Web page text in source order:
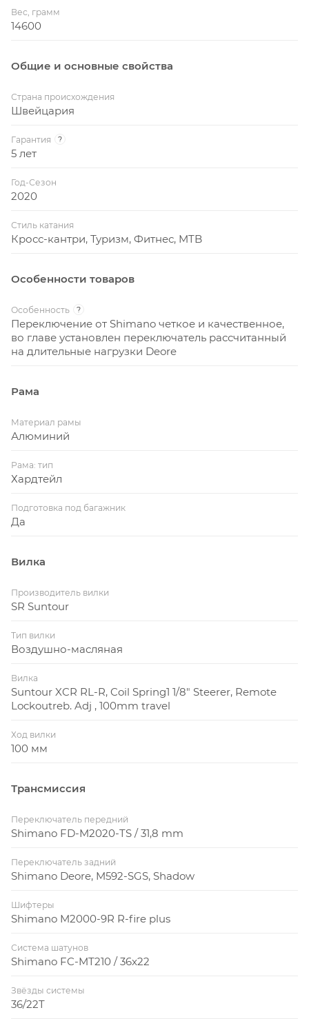
при катании. Велосипед SCOTT Aspect 940 (2020)
собран на высококачественных компонентах
надёжную работу и долгий срок службы.
Вес, грамм
14600
Общие и основные свойства
Страна происхождения
Швейцария
Гарантия ?
5 лет
Год-Сезон
2020
Стиль катания
Кросс-кантри, Туризм, Фитнес, MTB
Особенности товаров
Особенность ?
Переключение от Shimano четкое и качественное,
во главе установлен переключатель рассчитанный
на длительные нагрузки Deore
Рама
Материал рамы
Алюминий
Рама: тип
Хардтейл
Подготовка под багажник
Да
Вилка
Производитель вилки
SR Suntour
Тип вилки
Воздушно-масляная
Вилка
Suntour XCR RL-R, Coil Spring1 1/8" Steerer, Remote
Lockoutreb. Adj , 100mm travel
Ход вилки
100 мм
Трансмиссия
Переключатель передний
Shimano FD-M2020-TS / 31,8 mm
Переключатель задний
Shimano Deore, M592-SGS, Shadow
Шифтеры
Shimano M2000-9R R-fire plus
Система шатунов
Shimano FC-MT210 / 36x22
Звёзды системы
36/22T